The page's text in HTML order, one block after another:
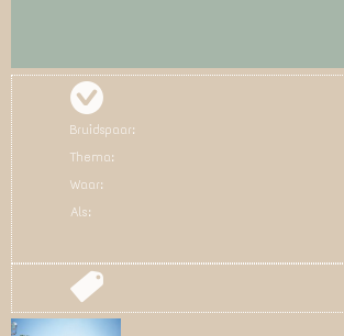
Bruidspaar:
Thema:
Waar:
Als: